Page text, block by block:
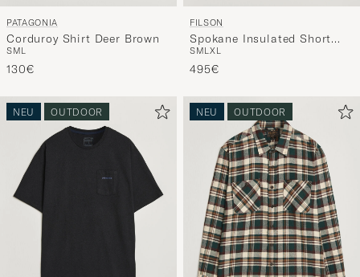
PATAGONIA
Corduroy Shirt Deer Brown
SML
130€
FILSON
Spokane Insulated Short
Cruiser Navy
SMLXL
495€
NEU OUTDOOR NEU OUTDOOR